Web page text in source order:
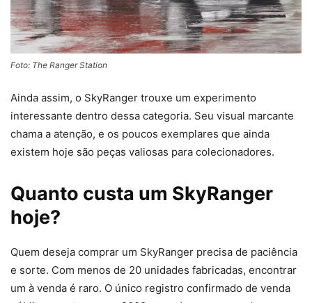
Foto: The Ranger Station
Ainda assim, o SkyRanger trouxe um experimento
interessante dentro dessa categoria. Seu visual marcante
chama a atenção, e os poucos exemplares que ainda
existem hoje são peças valiosas para colecionadores.
Quanto custa um SkyRanger
hoje?
Quem deseja comprar um SkyRanger precisa de paciência
e sorte. Com menos de 20 unidades fabricadas, encontrar
um à venda é raro. O único registro confirmado de venda